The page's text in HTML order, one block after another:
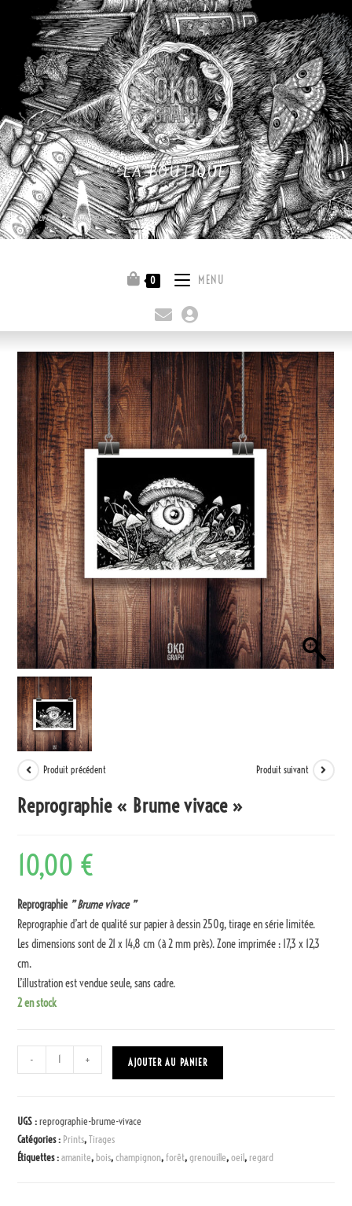
LA BOUTIQUE
Quitter la boutique
0 MENU
Produit précédent Produit suivant
Reprographie « Brume vivace »
10,00 €
Reprographie ” Brume vivace ”
Reprographie d’art de qualité sur papier à dessin 250g, tirage en série limitée.
Les dimensions sont de 21 x 14,8 cm (à 2 mm près). Zone imprimée : 17,3 x 12,3
cm.
L’illustration est vendue seule, sans cadre.
2 en stock
- + AJOUTER AU PANIER
UGS :reprographie-brume-vivace
Catégories : Prints,Tirages
Étiquettes :amanite,bois,champignon,forêt,grenouille,oeil, regard